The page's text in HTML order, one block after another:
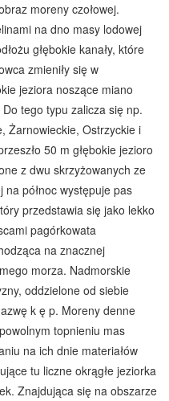
moreny czołowej.
na dno masy lodowej
głębokie kanały, które
zmieniły się w
jeziora noszące miano
tego typu zalicza się np.
Żarnowieckie, Ostrzyckie i
50 m głębokie jezioro
z dwu skrzyżowanych ze
na północ występuje pas
przedstawia się jako lekko
pagórkowata
na znacznej
morza. Nadmorskie
oddzielone od siebie
k ę p. Moreny denne
topnieniu mas
na ich dnie materiałów
tu liczne okrągłe jeziorka
Znajdująca się na obszarze